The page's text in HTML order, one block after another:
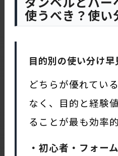
使うべき？使い
目的別の使い分け早
どちらが優れてい
なく、目的と経験
ることが最も効率的
・初心者・フォ